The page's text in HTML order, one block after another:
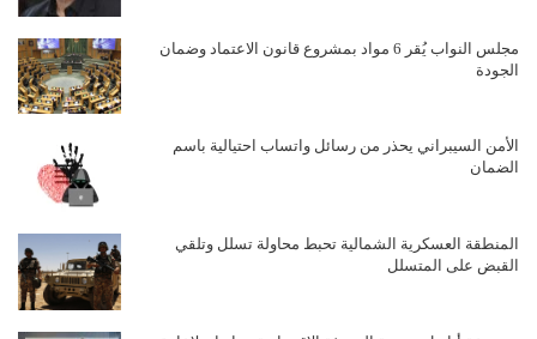
مجلس النواب يُقر 6 مواد بمشروع قانون الاعتماد وضمان
الجودة
الأمن السيبراني يحذر من رسائل واتساب احتيالية باسم
الضمان
المنطقة العسكرية الشمالية تحبط محاولة تسلل وتلقي
القبض على المتسلل